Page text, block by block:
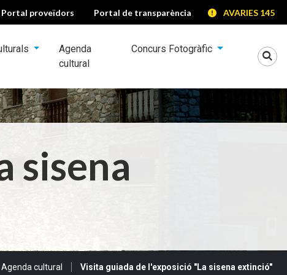
Portal proveïdors Portal de transparència AVARIES 145
Agenda
cultural
Concurs Fotogràfic
sisena
Agenda cultural Visita guiada de l'exposició "La sisena extinció"